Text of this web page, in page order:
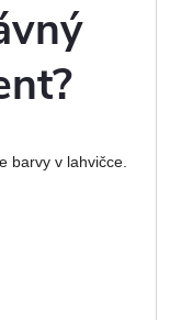
barvy v lahvičce.